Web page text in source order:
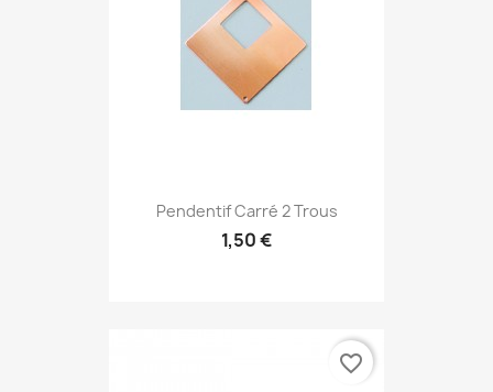
Pendentif Carré 2 Trous
1,50 €
favorite_border